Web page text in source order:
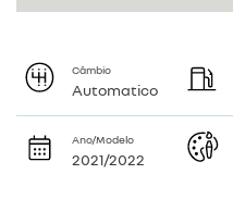
Câmbio
Automatico
Ano/Modelo
2021/2022